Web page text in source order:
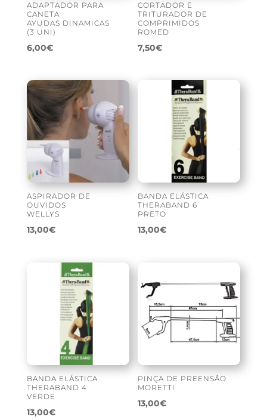
ADAPTADOR PARA
CANETA
AYUDAS DINAMICAS
(3 UNI)
6,00€
CORTADOR E
TRITURADOR DE
COMPRIMIDOS
ROMED
7,50€
ASPIRADOR DE
OUVIDOS
WELLYS
13,00€
BANDA ELÁSTICA
THERABAND 6
PRETO
13,00€
BANDA ELÁSTICA
THERABAND 4
VERDE
13,00€
PINÇA DE PREENSÃO
MORETTI
13,00€